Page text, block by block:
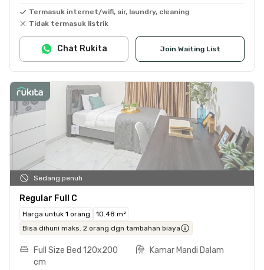
Termasuk internet/wifi, air, laundry, cleaning
Tidak termasuk listrik
Join Waiting List
Chat Rukita
Sedang penuh
Regular Full C
Harga untuk 1 orang
10.48 m²
Bisa dihuni maks. 2 orang dgn tambahan biaya
Full Size Bed 120x200
cm
Kamar Mandi Dalam